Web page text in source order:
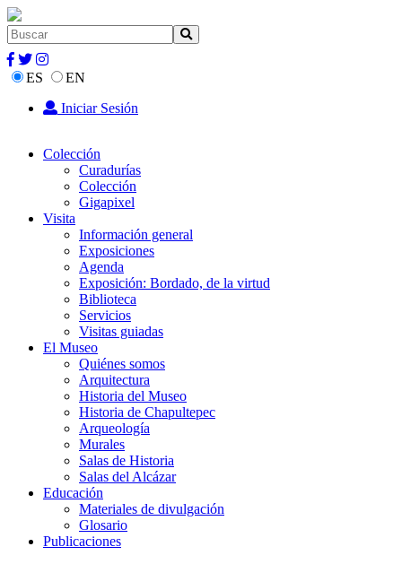
ES
EN
Iniciar Sesión
Colección
Curadurías
Colección
Gigapixel
Visita
Información general
Exposiciones
Agenda
Exposición: Bordado, de la virtud
Biblioteca
Servicios
Visitas guiadas
El Museo
Quiénes somos
Arquitectura
Historia del Museo
Historia de Chapultepec
Arqueología
Murales
Salas de Historia
Salas del Alcázar
Educación
Materiales de divulgación
Glosario
Publicaciones